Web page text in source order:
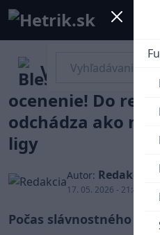
Vladimír
ocenenie! Do
odchádza ako
ligy
Autor: Redakcia
17. 05. 2026 - 21:40
Počas slávnostného